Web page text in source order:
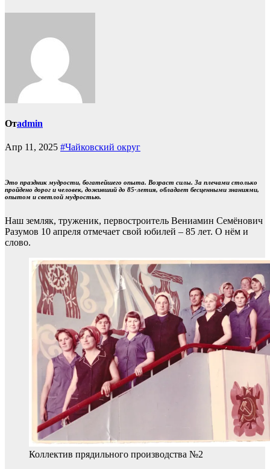
Отadmin
Апр 11, 2025 #Чайковский округ
Это праздник мудрости, богатейшего опыта. Возраст силы. За плечами столько
пройдено дорог и человек, доживший до 85-летия, обладает бесценными знаниями,
опытом и светлой мудростью.
Наш земляк, труженик, первостроитель Вениамин Семёнович
Разумов 10 апреля отмечает свой юбилей – 85 лет. О нём и
слово.
Коллектив прядильного производства №2